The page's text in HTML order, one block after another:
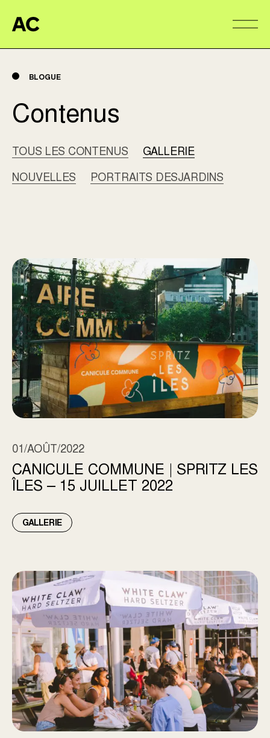
Aire Commune
BLOGUE
Contenus
TOUS LES CONTENUS
GALLERIE
NOUVELLES
PORTRAITS DESJARDINS
CANICULE COMMUNE | SPRITZ LES ÎLES – 15
01/AOÛT/2022
CANICULE COMMUNE | SPRITZ LES
ÎLES – 15 JUILLET 2022
GALLERIE
CANICULE COMMUNE | WHITE CLAW – 22